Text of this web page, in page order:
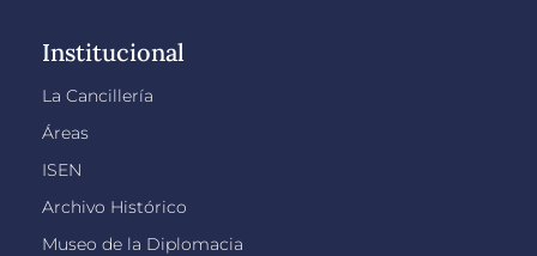
Institucional
La Cancillería
Áreas
ISEN
Archivo Histórico
Museo de la Diplomacia